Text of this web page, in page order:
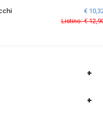
€ 10,32
Listino: € 12,90